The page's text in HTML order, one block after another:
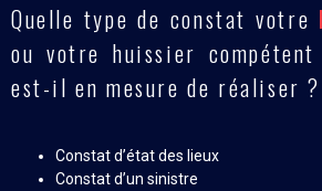
Quelle type de constat votre
ou votre huissier
est-il en mesure de réaliser ?
Constat d’état des lieux
Constat d’un sinistre